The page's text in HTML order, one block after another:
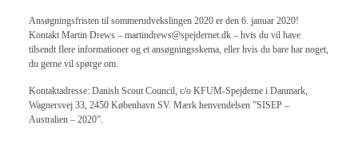
Ansøgningsfristen til sommerudvekslingen 2020 er den 6. januar 2020!
Kontakt Martin Drews – martindrews@spejdernet.dk – hvis du vil have
tilsendt flere informationer og et ansøgningsskema, eller hvis du bare har noget,
du gerne vil spørge om.
Kontaktadresse: Danish Scout Council, c/o KFUM-Spejderne i Danmark,
Wagnersvej 33, 2450 København SV. Mærk henvendelsen ”SISEP –
Australien – 2020”.